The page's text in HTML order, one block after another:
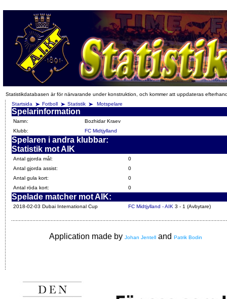
Statistikdatabasen är för närvarande under konstruktion, och kommer att uppdateras
Startsida
Fotboll Statistik Motspelare
Spelarinformation
Namn:
Bozhidar Kraev
Klubb:
FC Midtjylland
Spelaren i andra klubbar:
Statistik mot AIK
Antal gjorda mål:
0
Antal gjorda assist:
0
Antal gula kort:
0
Antal röda kort:
0
Spelade matcher mot AIK:
2018-02-03 Dubai International Cup FC Midtjylland - AIK 3 - 1 (Avbytare)
Application made by Johan Jentell and Patrik Bodin